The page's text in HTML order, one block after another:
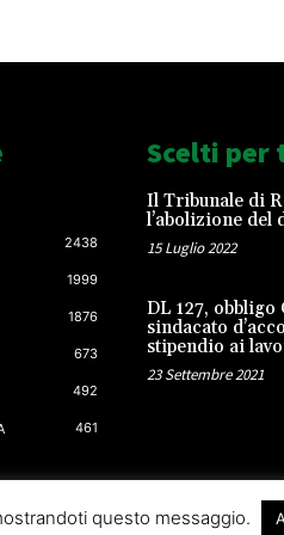
2438
1999
1876
673
492
461
Scelti per
Il Tribunale di
l’abolizione del
15 Luglio 2022
DL 127, obbligo
sindacato
stipendio ai
23 Settembre 2021
questo messaggio.